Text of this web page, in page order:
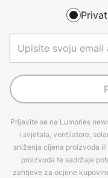
Prijavite se na Lumories
i svjetala, ventilatore,
sniženja cijena proizvoda
proizvoda te sadržaje
zahtjeve za ocjene